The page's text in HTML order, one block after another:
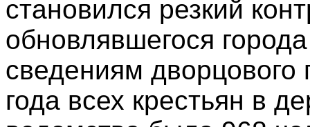
становился резкий
обновлявшегося
сведениям
года всех крестьян в